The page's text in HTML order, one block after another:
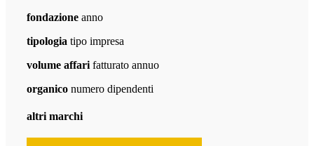
fondazione anno
tipologia tipo impresa
volume affari fatturato annuo
organico numero dipendenti
altri marchi